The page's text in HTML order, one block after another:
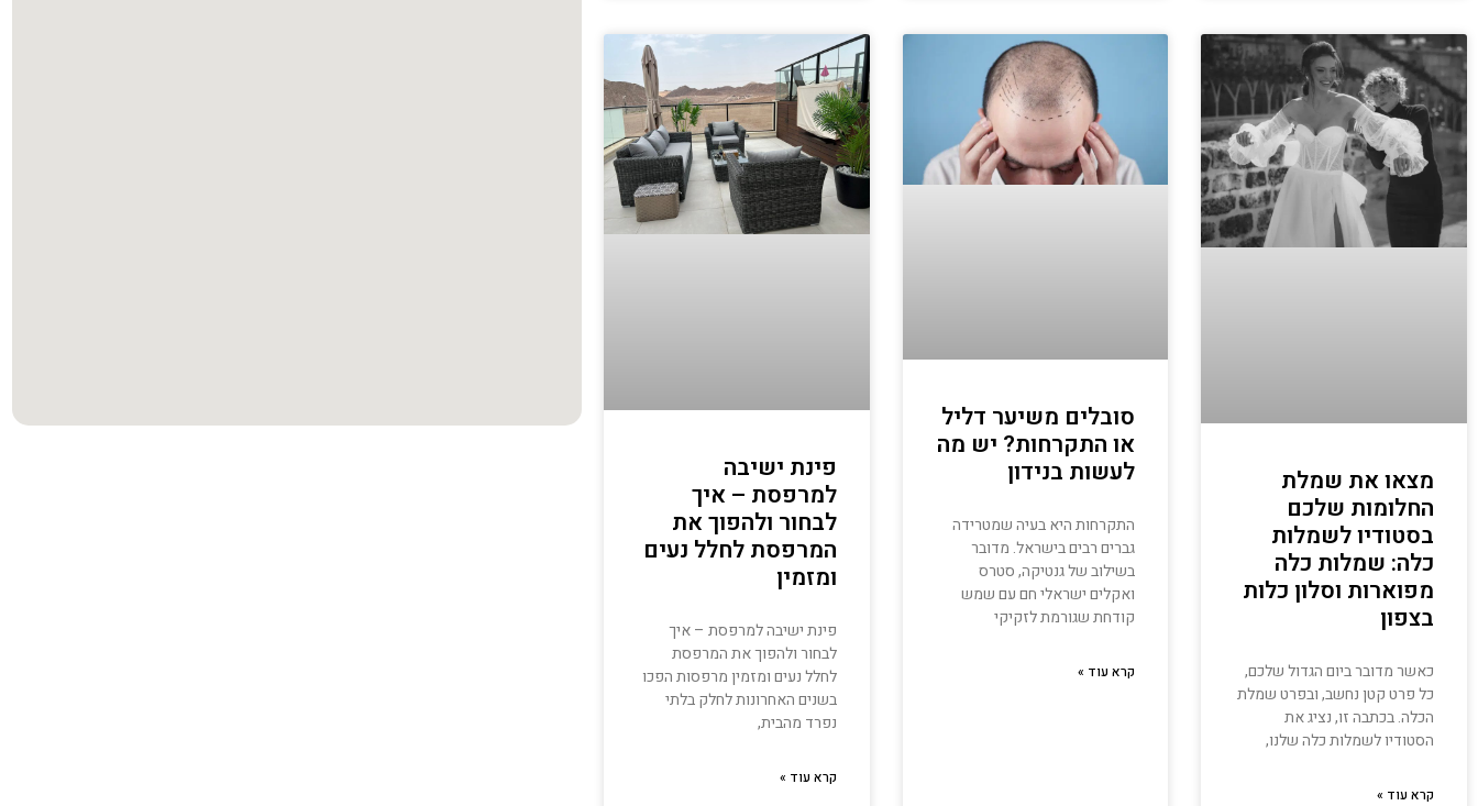
מצאו את שמלת
החלומות שלכם
בסטודיו לשמלות
כלה: שמלות כלה
מפוארות וסלון כלות
בצפון
כאשר מדובר ביום הגדול שלכם,
כל פרט קטן נחשב, ובפרט שמלת
הכלה. בכתבה זו, נציג את
הסטודיו לשמלות כלה שלנו,
קרא עוד »
סובלים משיער דליל
או התקרחות? יש מה
לעשות בנידון
התקרחות היא בעיה שמטרידה
גברים רבים בישראל. מדובר
בשילוב של גנטיקה, סטרס
ואקלים ישראלי חם עם שמש
קודחת שגורמת לזקיקי
קרא עוד »
פינת ישיבה
למרפסת – איך
לבחור ולהפוך את
המרפסת לחלל נעים
ומזמין
פינת ישיבה למרפסת – איך
לבחור ולהפוך את המרפסת
לחלל נעים ומזמין מרפסות הפכו
בשנים האחרונות לחלק בלתי
נפרד מהבית,
קרא עוד »